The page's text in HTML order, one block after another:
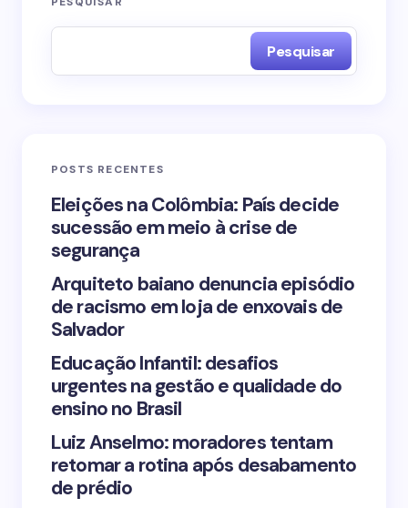
Your Comment *
Save my name and email in this browser for the
Submit Comment
Pesquisar
POSTS RECENTES
Eleições na Colômbia: País decide
sucessão em meio à crise de
segurança
Arquiteto baiano denuncia episódio
de racismo em loja de enxovais de
Salvador
Educação Infantil: desafios
urgentes na gestão e qualidade do
ensino no Brasil
Luiz Anselmo: moradores tentam
retomar a rotina após desabamento
de prédio